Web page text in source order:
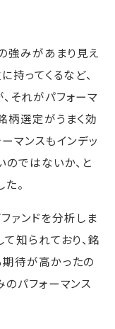
強みがあまり見え
持ってくるなど、
それがパフォーマ
柄選定がうまく効
マンスもインデッ
のではないか、と
。
ァンドを分析しま
知られており、銘
待が高かったの
のパフォーマンス